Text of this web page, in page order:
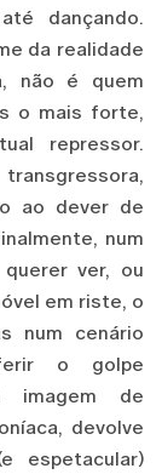
dançando.
da realidade
não é quem
o mais forte,
repressor.
ao dever de
num
ver, ou
em riste, o
num cenário
o golpe
imagem de
devolve
espetacular)